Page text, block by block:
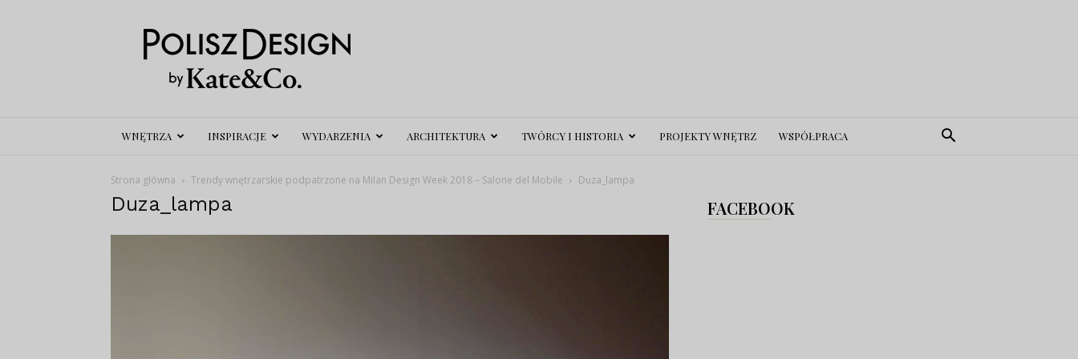
Polisz
Design
WNĘTRZA INSPIRACJE WYDARZENIA ARCHITEKTURA TWÓRCY I HISTORIA PROJEKTY WNĘTRZ WSPÓŁPRACA
Strona główna Trendy wnętrzarskie podpatrzone na Milan Design Week 2018 – Salone del Mobile Duza_lampa
Duza_lampa FACEBOOK